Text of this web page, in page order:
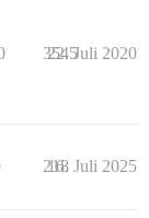
3545
22. Juli 2020
218
16. Juli 2025